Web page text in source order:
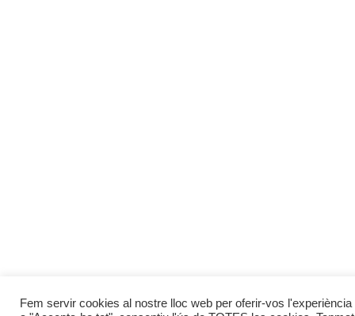
Fem servir cookies al nostre lloc web per oferir-vos